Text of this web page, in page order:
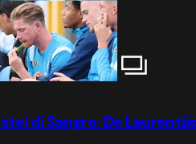
di Sangro: De